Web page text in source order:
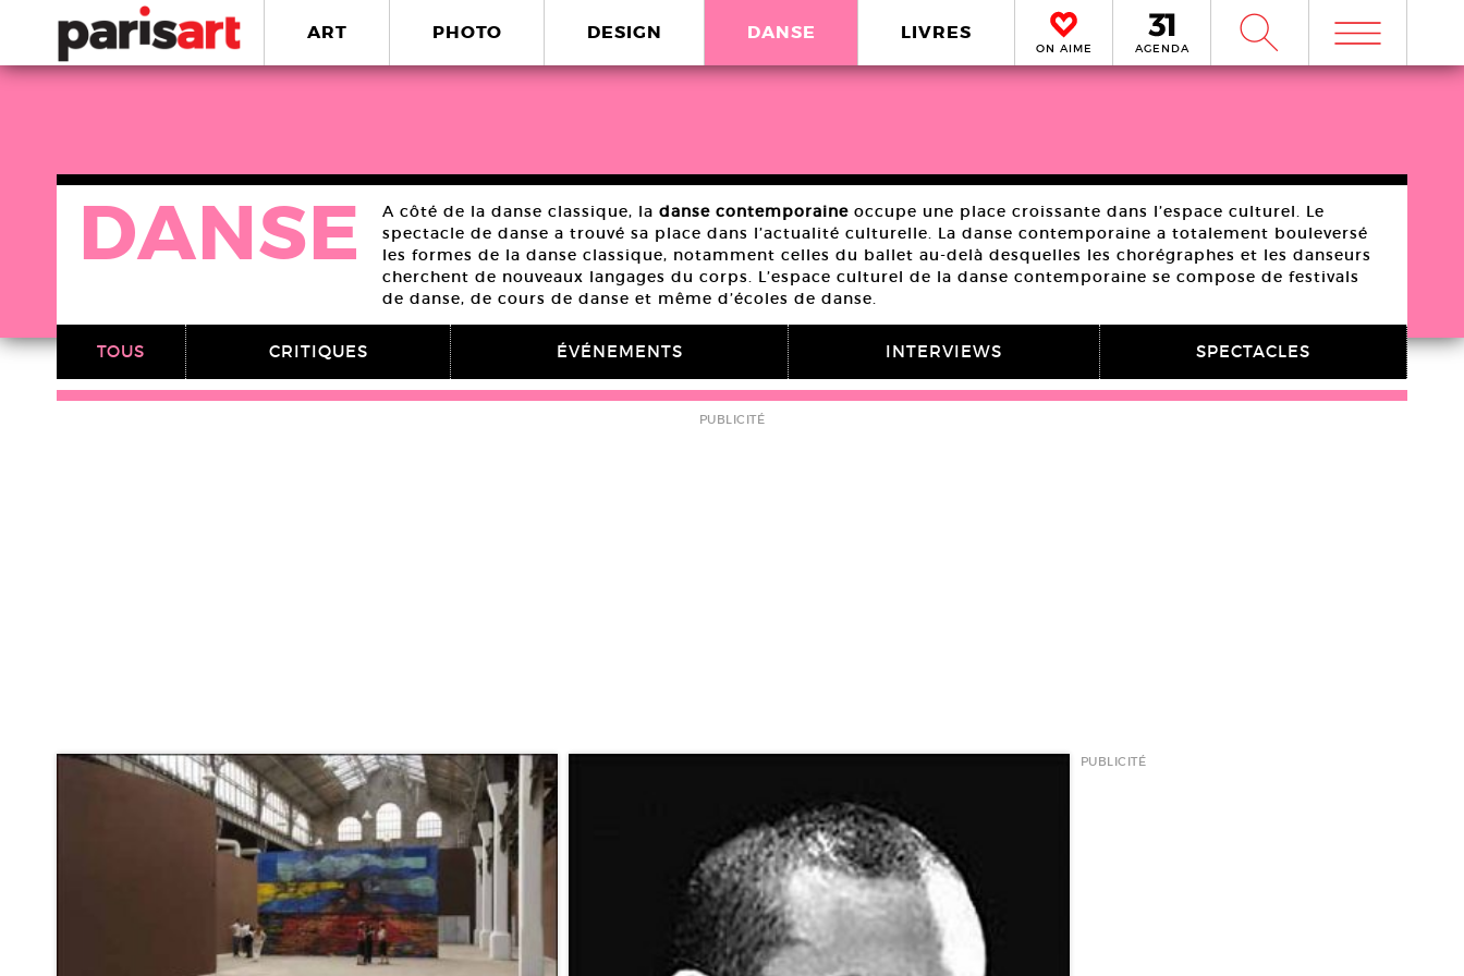
ART PHOTO DESIGN DANSE LIVRES
ON AIME AGENDA W m
DANSE A côté de la danse classique, la danse contemporaine occupe une place croissante dans l’espace culturel. Le
spectacle de danse a trouvé sa place dans l’actualité culturelle. La danse contemporaine a totalement bouleversé
les formes de la danse classique, notamment celles du ballet au-delà desquelles les chorégraphes et les danseurs
cherchent de nouveaux langages du corps. L’espace culturel de la danse contemporaine se compose de festivals
de danse, de cours de danse et même d’écoles de danse.
TOUS CRITIQUES ÉVÉNEMENTS INTERVIEWS SPECTACLES
PUBLICITÉ
PUBLICITÉ